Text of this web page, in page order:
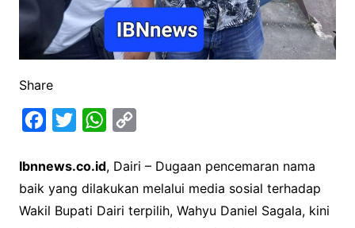
Share
c
e
b
i
t
t
W
a
t
s
p
y
L
Ibnnews.co.id, Dairi – Dugaan pencemaran nama
baik yang dilakukan melalui media sosial terhadap
Wakil Bupati Dairi terpilih, Wahyu Daniel Sagala, kini